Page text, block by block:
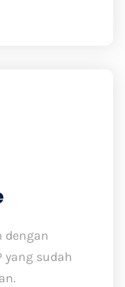
dengan
yang sudah